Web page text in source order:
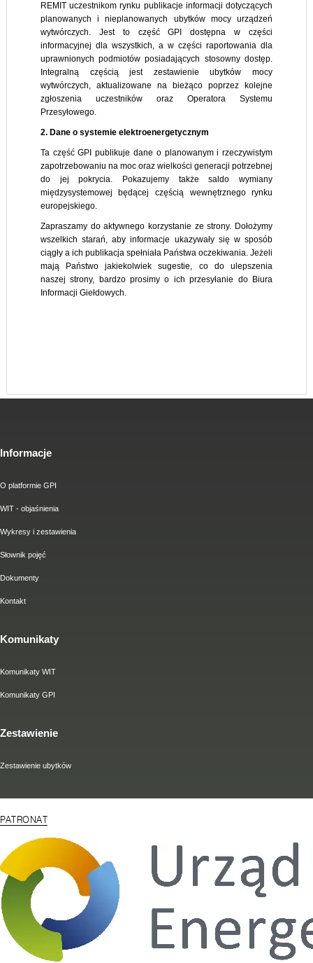
REMIT uczestnikom rynku publikacje informacji dotyczących
planowanych i nieplanowanych ubytków mocy urządzeń
wytwórczych. Jest to część GPI dostępna w części
informacyjnej dla wszystkich, a w części raportowania dla
uprawnionych podmiotów posiadających stosowny dostęp.
Integralną częścią jest zestawienie ubytków mocy
wytwórczych, aktualizowane na bieżąco poprzez kolejne
zgłoszenia uczestników oraz Operatora Systemu
Przesyłowego.
2. Dane o systemie elektroenergetycznym
Ta część GPI publikuje dane o planowanym i rzeczywistym
zapotrzebowaniu na moc oraz wielkości generacji potrzebnej
do jej pokrycia. Pokazujemy także saldo wymiany
międzysystemowej będącej częścią wewnętrznego rynku
europejskiego.
Zapraszamy do aktywnego korzystanie ze strony. Dołożymy
wszelkich starań, aby informacje ukazywały się w sposób
ciągły a ich publikacja spełniała Państwa oczekiwania. Jeżeli
mają Państwo jakiekolwiek sugestie, co do ulepszenia
naszej strony, bardzo prosimy o ich przesyłanie do Biura
Informacji Giełdowych.
Informacje
O platformie GPI
WIT - objaśnienia
Wykresy i zestawienia
Słownik pojęć
Dokumenty
Kontakt
Komunikaty
Komunikaty WIT
Komunikaty GPI
Zestawienie
Zestawienie ubytków
PATRONAT